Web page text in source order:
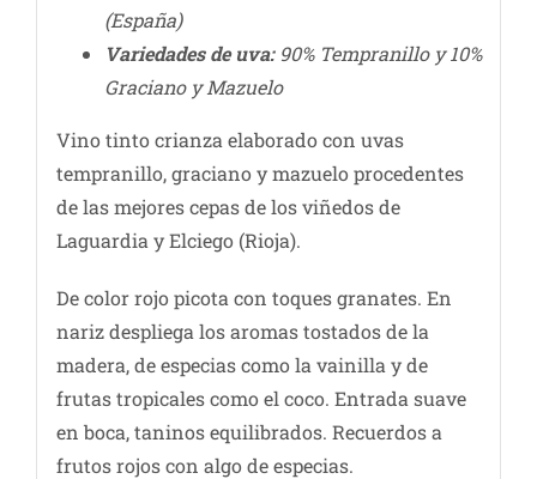
(España)
Variedades de uva:90% Tempranillo y 10%
Graciano y Mazuelo
Vino tinto crianza elaborado con uvas
tempranillo, graciano y mazuelo procedentes
de las mejores cepas de los viñedos de
Laguardia y Elciego (Rioja).
De color rojo picota con toques granates. En
nariz despliega los aromas tostados de la
madera, de especias como la vainilla y de
frutas tropicales como el coco. Entrada suave
en boca, taninos equilibrados. Recuerdos a
frutos rojos con algo de especias.